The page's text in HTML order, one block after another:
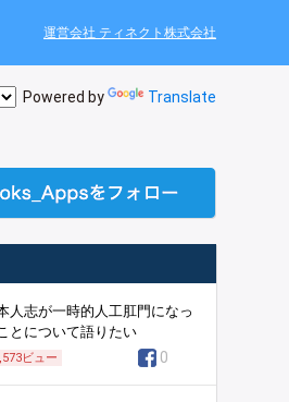
運営会社 ティネクト株式会社
Powered by Translate
人志が一時的人工肛門になっ
とについて語りたい
ビュー 0